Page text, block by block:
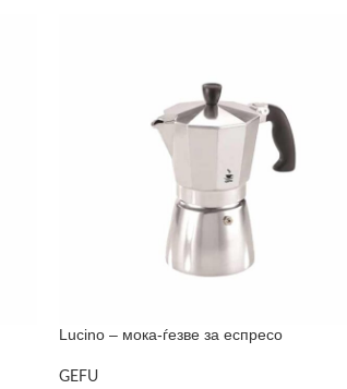
Lucino – мока-ѓезве за еспресо
GEFU